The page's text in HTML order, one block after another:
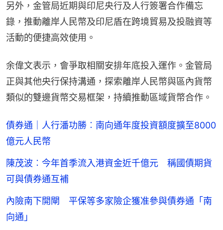
另外，金管局近期與印尼央行及人行簽署合作備忘
錄，推動離岸人民幣及印尼盾在跨境貿易及投融資等
活動的便捷高效使用。
余偉文表示，會爭取相關安排年底投入運作。金管局
正與其他央行保持溝通，探索離岸人民幣與區內貨幣
類似的雙邊貨幣交易框架，持續推動區域貨幣合作。
債券通｜人行潘功勝︰南向通年度投資額度擴至8000
億元人民幣
陳茂波︰今年首季流入港資金近千億元 稱國債期貨
可與債券通互補
內險南下開閘 平保等多家險企獲准參與債券通「南
向通」